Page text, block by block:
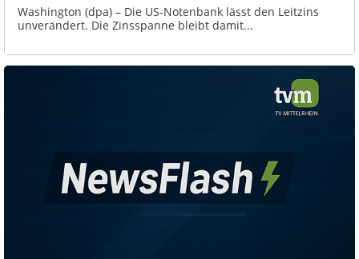
Washington (dpa) – Die US-Notenbank lässt den Leitzins
unverändert. Die Zinsspanne bleibt damit...